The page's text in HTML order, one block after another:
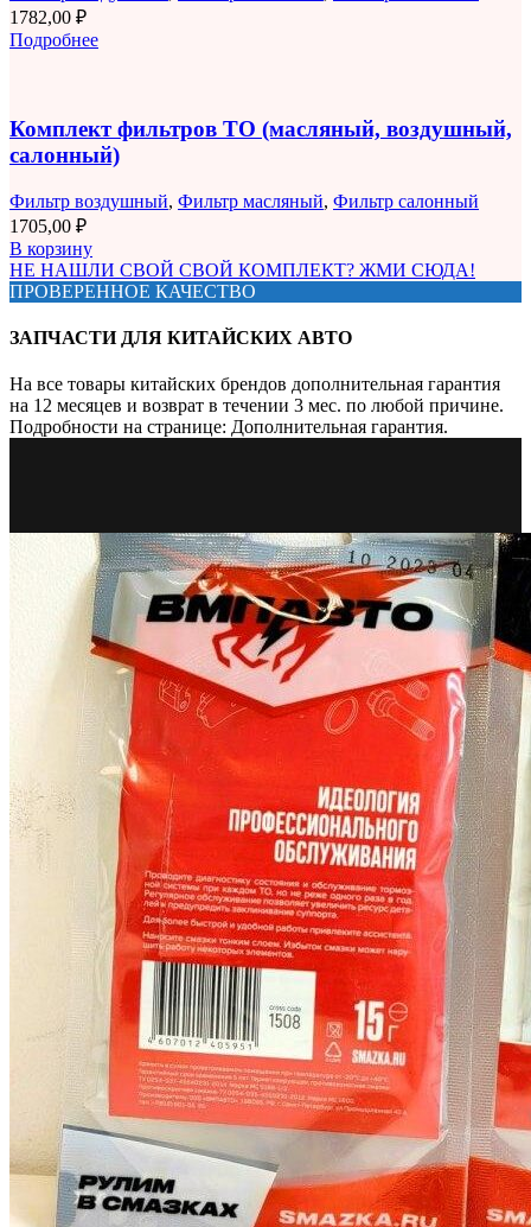
1782,00 ₽
Подробнее
Комплект фильтров ТО (масляный, воздушный,
салонный)
Фильтр воздушный, Фильтр масляный, Фильтр салонный
1705,00 ₽
В корзину
НЕ НАШЛИ СВОЙ СВОЙ КОМПЛЕКТ? ЖМИ СЮДА!
ПРОВЕРЕННОЕ КАЧЕСТВО
ЗАПЧАСТИ ДЛЯ КИТАЙСКИХ АВТО
На все товары китайских брендов дополнительная гарантия
на 12 месяцев и возврат в течении 3 мес. по любой причине.
Подробности на странице: Дополнительная гарантия.